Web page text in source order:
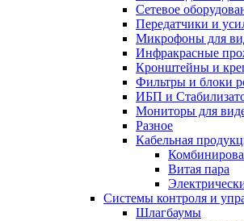
Сетевое
Передатчики и
Микрофоны для
Инфракрасные
Кронштейны и
Фильтры и блоки
ИБП и
Мониторы для
Разное
Кабельная
Витая пара
Системы контроля и
Шлагбаумы